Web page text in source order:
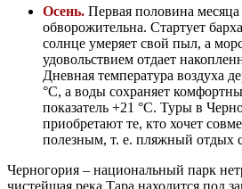
Осень. Первая половина
обворожительна. Стартует
солнце умеряет свой пыл, а
удовольствием отдает
Дневная температура воздуха
°C, а воды сохраняет
показатель +21 °C. Туры в
приобретают те, кто хочет
полезным, т. е. пляжный отдых
Черногория – национальный парк
чистейшая река Тара находится